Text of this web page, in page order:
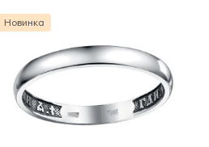
Новинка